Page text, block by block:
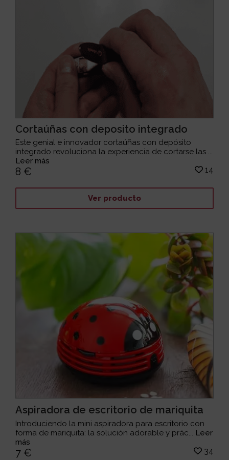
Cortaúñas con deposito integrado
Este genial e innovador cortaúñas con depósito
integrado revoluciona la experiencia de cortarse las ...
Leer más
8 € 14
Ver producto
Aspiradora de escritorio de mariquita
Introduciendo la mini aspiradora para escritorio con
forma de mariquita: la solución adorable y prác... Leer
más
7 € 34